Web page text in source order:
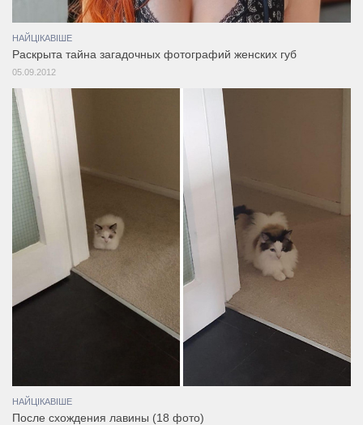
НАЙЦІКАВІШЕ
Раскрыта тайна загадочных фотографий женских губ
05.09.2012
НАЙЦІКАВІШЕ
После схождения лавины (18 фото)